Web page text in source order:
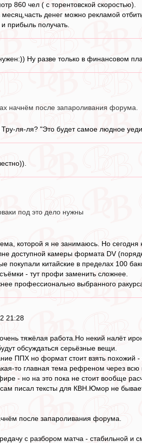
860 чел ( с торентовской скоростью).
денег можно рекламой
прибыль получать.
Ну разве только в финансовом
начнём после запароливания форума.
ля-ля? "Это будет самое людное
под это дело нужны
которой я не занимаюсь. Но
доступной камеры формата DV
покупали китайские в пределах 100
- тут профи заменить сложнее.
профессионально выбранного
21:28
тяжёлая работа.Но некий налёт
обсуждаться серьёзные вещи.
ППХ но формат стоит взять
то главная тема рефреном через
- но на это пока не стоит вообще
писал тексты для КВН.Юмор не
после запароливания форума.
с разбором матча - стабильной и